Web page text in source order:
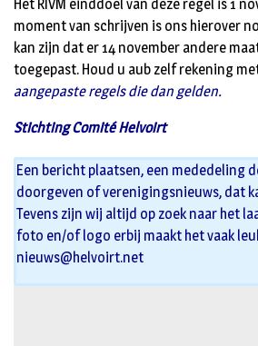
Het RIVM einddoel van deze regel is 1
moment van schrijven is ons hierover
kan zijn dat er 14 november andere
toegepast. Houd u aub zelf rekening
aangepaste regels die dan gelden.
Stichting Comité Helvoirt
Een bericht plaatsen, een mededeling
doorgeven of verenigingsnieuws, dat
Tevens zijn wij altijd op zoek naar het
foto en/of logo erbij maakt het vaak
nieuws@helvoirt.net